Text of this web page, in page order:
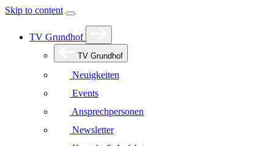
Skip to content
TV Grundhof
TV Grundhof
Neuigkeiten
Events
Ansprechpersonen
Newsletter